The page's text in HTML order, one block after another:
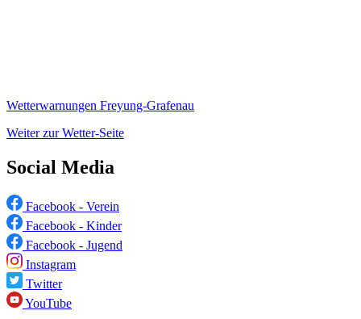
Wetterwarnungen Freyung-Grafenau
Weiter zur Wetter-Seite
Social Media
Facebook - Verein
Facebook - Kinder
Facebook - Jugend
Instagram
Twitter
YouTube